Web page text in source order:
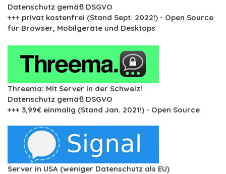
Datenschutz gemäß DSGVO
+++ privat kostenfrei (Stand Sept. 2022!) - Open Source
für Browser, Mobilgeräte und Desktops
Threema: Mit Server in der Schweiz!
Datenschutz gemäß DSGVO
+++ 3,99€ einmalig (Stand Jan. 2021!) - Open Source
Server in USA (weniger Datenschutz als EU)